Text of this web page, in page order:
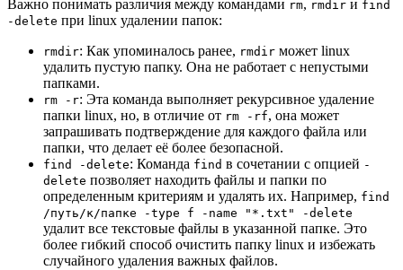
Важно понимать различия между командами rm, rmdir и find
-delete при linux удалении папок:
rmdir: Как упоминалось ранее, rmdir может linux
удалить пустую папку. Она не работает с непустыми
папками.
rm -r: Эта команда выполняет рекурсивное удаление
папки linux, но, в отличие от rm -rf, она может
запрашивать подтверждение для каждого файла или
папки, что делает её более безопасной.
find -delete: Команда find в сочетании с опцией -
delete позволяет находить файлы и папки по
определенным критериям и удалять их. Например, find
/путь/к/папке -type f -name "*.txt" -delete
удалит все текстовые файлы в указанной папке. Это
более гибкий способ очистить папку linux и избежать
случайного удаления важных файлов.